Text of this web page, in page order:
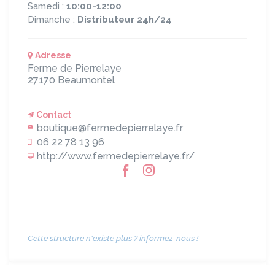
Samedi : 10:00-12:00
Dimanche : Distributeur 24h/24
Adresse
Ferme de Pierrelaye
27170 Beaumontel
Contact
boutique@fermedepierrelaye.fr
06 22 78 13 96
http://www.fermedepierrelaye.fr/
Cette structure n'existe plus ? informez-nous !